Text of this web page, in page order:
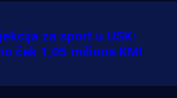
za sport u USK:
čak 1,05 miliona KM!